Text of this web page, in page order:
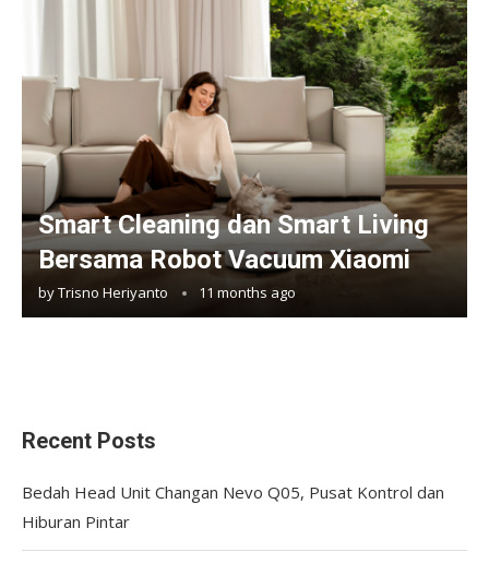
Smart Cleaning dan Smart Living
Bersama Robot Vacuum Xiaomi
byTrisno Heriyanto 11 months ago
Recent Posts
Bedah Head Unit Changan Nevo Q05, Pusat Kontrol dan
Hiburan Pintar